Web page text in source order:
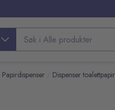
Søk etter produkter
Papirdispenser Dispenser toalettpapir